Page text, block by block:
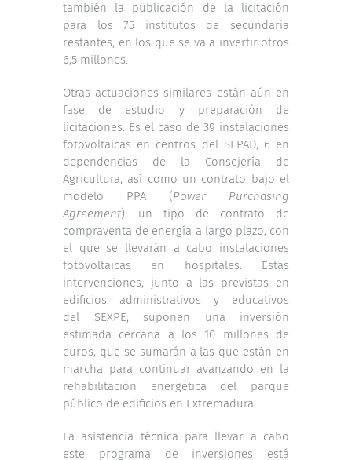
también la publicación de la licitación
para los 75 institutos de secundaria
restantes, en los que se va a invertir otros
6,5 millones.
Otras actuaciones similares están aún en
fase de estudio y preparación de
licitaciones. Es el caso de 39 instalaciones
fotovoltaicas en centros del SEPAD, 6 en
dependencias de la Consejería de
Agricultura, así como un contrato bajo el
modelo PPA (Power Purchasing
Agreement), un tipo de contrato de
compraventa de energía a largo plazo, con
el que se llevarán a cabo instalaciones
fotovoltaicas en hospitales. Estas
intervenciones, junto a las previstas en
edificios administrativos y educativos
del SEXPE, suponen una inversión
estimada cercana a los 10 millones de
euros, que se sumarán a las que están en
marcha para continuar avanzando en la
rehabilitación energética del parque
público de edificios en Extremadura.
La asistencia técnica para llevar a cabo
este programa de inversiones está